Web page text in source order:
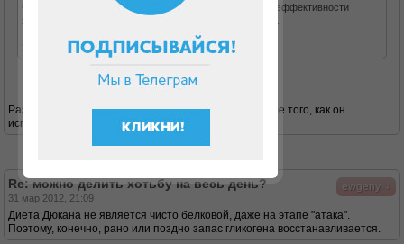
чуть-чуть лучше, чем вообще ничего не делать. Но по эффективности
ходьба от 30 мин и больше - будет несколько полезнее.
Удачного похудания!
Разве на белковой диете типа дюкана гликоген после того, как он
использован во время атаки, восполняется?
ewgeny
Re: можно делить хотьбу на весь день?
31 мар 2012, 21:09
Диета Дюкана не является чисто белковой, даже на этапе "атака".
Поэтому, конечно, рано или поздно запас гликогена восстанавливается.